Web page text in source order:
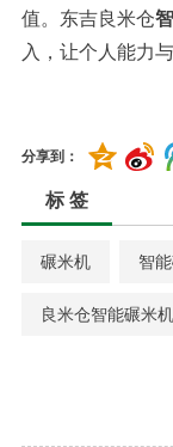
值。东吉良米仓
入，让个人能力
分享到：
标 签
碾米机 智
良米仓智能碾米机